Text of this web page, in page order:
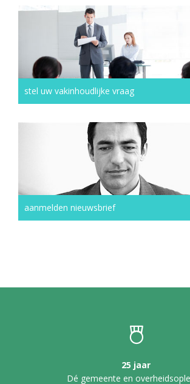
stel uw vakinhoudlijke vraag
aanmelden nieuwsbrief
25 jaar
Dé gemeente en